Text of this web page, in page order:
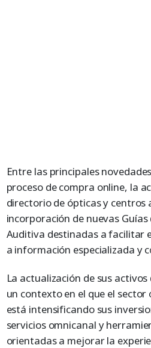
Entre las principales
proceso de compra online, la
directorio de ópticas y centros
incorporación de nuevas Guías
Auditiva destinadas a facilitar
a información especializada y
La actualización de sus
un contexto en el que el
está intensificando sus
servicios omnicanal y
orientadas a mejorar la